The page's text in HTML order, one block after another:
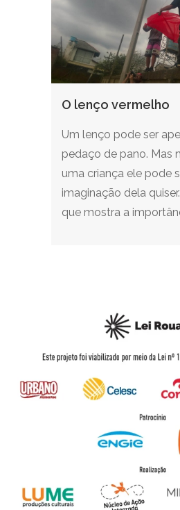
O lenço vermelho
Um lenço pode ser
pedaço de pano. Mas
uma criança ele pode
imaginação dela
que mostra a